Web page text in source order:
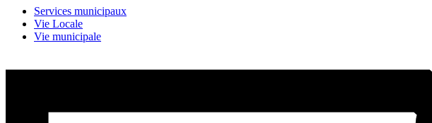
Services municipaux
Vie Locale
Vie municipale